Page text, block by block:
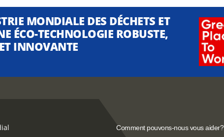
MONDIALE DES DÉCHETS ET
ÉCO-TECHNOLOGIE ROBUSTE,
INNOVANTE
Comment pouvons-nous vous aider?